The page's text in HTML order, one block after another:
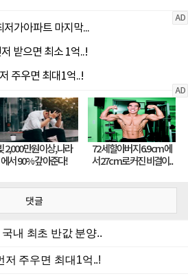
댓글